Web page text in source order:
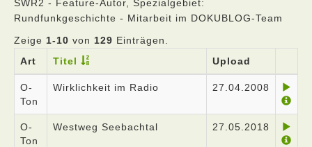
SWR2 - Feature-Autor, Spezialgebiet:
Rundfunkgeschichte - Mitarbeit im DOKUBLOG-Team
Zeige 1-10 von 129 Einträgen.
Art
Titel Upload
O-
Ton
Wirklichkeit im Radio 27.04.2008
O-
Ton
Westweg Seebachtal 27.05.2018